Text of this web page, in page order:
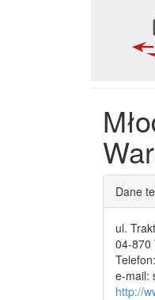
Dane
ul.
04-870
e-mail:
http://